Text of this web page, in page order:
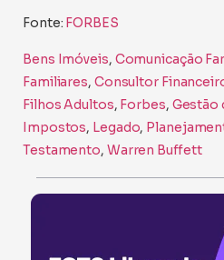
Fonte: FORBES
Bens Imóveis, Comunicação
Familiares, Consultor
Filhos Adultos, Forbes, Gestão
Impostos, Legado,
Testamento, Warren Buffett